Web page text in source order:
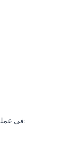
في عمليات النقل من كارجِجَك إلى بوغازكنت، يتم عادة اتباع المسار التالي: